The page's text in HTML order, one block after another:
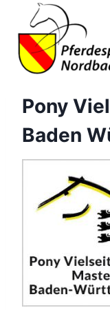
springen
Pony
Baden